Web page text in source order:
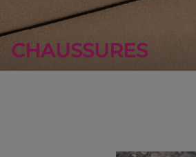
CHAUSSURES